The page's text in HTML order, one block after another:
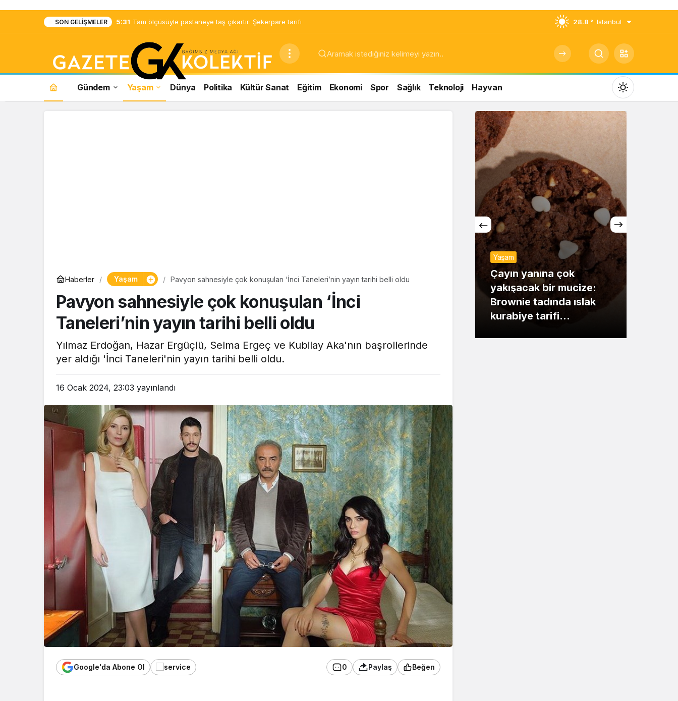
SON GELIŞMELER 5:31 Tam ölçüsüyle pastaneye taş çıkartır: Şekerpare tarifi 28.8 ° Istanbul
Gündem Yaşam Dünya Politika Kültür Sanat Eğitim Ekonomi Spor Sağlık Teknoloji Hayvan
Mod
değiştir
Gündüz Modu
Gündüz modunu seçin.
Gece Modu
Gece modunu seçin.
Sistem Modu
Sistem modunu seçin.
Haberler Yaşam Pavyon sahnesiyle çok konuşulan ‘İnci Taneleri’nin yayın tarihi belli oldu
Pavyon sahnesiyle çok konuşulan ‘İnci
Taneleri’nin yayın tarihi belli oldu
Yılmaz Erdoğan, Hazar Ergüçlü, Selma Ergeç ve Kubilay Aka'nın başrollerinde
yer aldığı 'İnci Taneleri'nin yayın tarihi belli oldu.
16 Ocak 2024, 23:03 yayınlandı
Google'da Abone Ol 0 Paylaş Beğen
Tam ölçüsüyle
pastaneye taş çıkartır:
Yaşam
Çayın yanına çok
yakışacak bir mucize:
Brownie tadında ıslak
kurabiye tarifi…